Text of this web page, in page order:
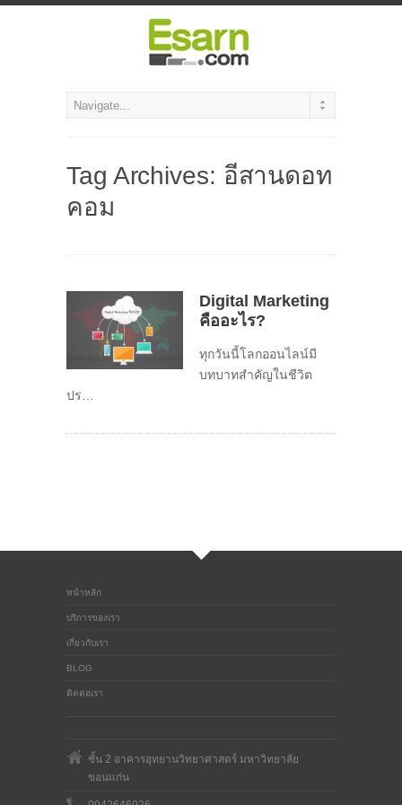
Tag Archives: อีสานดอท
คอม
Digital Marketing
คืออะไร?
ทุกวันนี้โลกออนไลน์มี
บทบาทสำคัญในชีวิต
ปร…
หน้าหลัก
บริการของเรา
เกี่ยวกับเรา
BLOG
ติดต่อเรา
ชั้น 2 อาคารอุทยานวิทยาศาสตร์ มหาวิทยาลัย
ขอนแก่น